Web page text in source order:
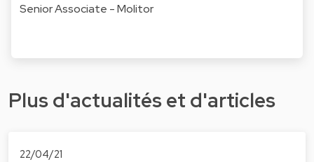
Senior Associate - Molitor
Plus d'actualités et d'articles
22/04/21